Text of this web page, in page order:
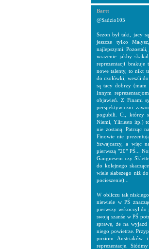
Bartt
@Sadzio105
Sezon był taki, jacy
jeszcze tylko
najlepszymi.
wrażenie jakby
reprezentacji brakuje
nowe talenty, to nikt
do czołówki, weszli
są tacy dobrzy (mam
Innym
objawień. Z Finami
perspektywiczni
pogubili. Ci, którzy
Niemi, Yliriesto itp.)
nie zostaną. Patrząc
Finowie nie
Szwajcarzy, a więc
pierwszą "20" PŚ...
Gangnesem czy
do kolejnego
wiele słabszego niż
pocieszenie)...
W obliczu tak
niewiele w PŚ
pierwszy wskoczył do
swoją szanśe w PŚ
sprawę, że na
niego powietrze.
poziom Austriaków
reprezentacje.